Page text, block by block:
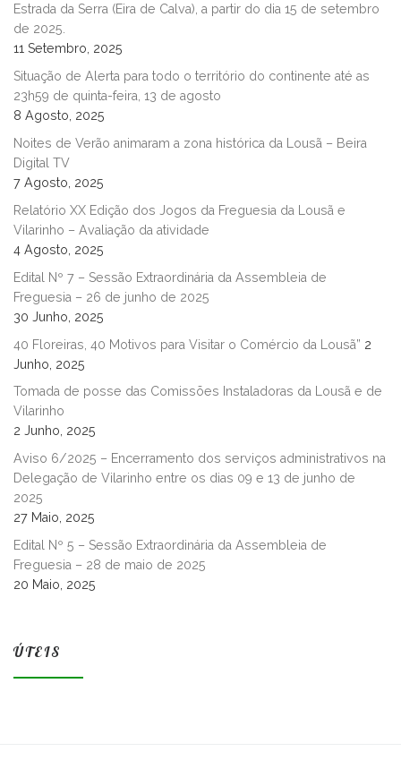
Estrada da Serra (Eira de Calva), a partir do dia 15 de setembro
de 2025.
11 Setembro, 2025
Situação de Alerta para todo o território do continente até as
23h59 de quinta-feira, 13 de agosto
8 Agosto, 2025
Noites de Verão animaram a zona histórica da Lousã – Beira
Digital TV
7 Agosto, 2025
Relatório XX Edição dos Jogos da Freguesia da Lousã e
Vilarinho – Avaliação da atividade
4 Agosto, 2025
Edital Nº 7 – Sessão Extraordinária da Assembleia de
Freguesia – 26 de junho de 2025
30 Junho, 2025
40 Floreiras, 40 Motivos para Visitar o Comércio da Lousã” 2
Junho, 2025
Tomada de posse das Comissões Instaladoras da Lousã e de
Vilarinho
2 Junho, 2025
Aviso 6/2025 – Encerramento dos serviços administrativos na
Delegação de Vilarinho entre os dias 09 e 13 de junho de
2025
27 Maio, 2025
Edital Nº 5 – Sessão Extraordinária da Assembleia de
Freguesia – 28 de maio de 2025
20 Maio, 2025
ÚTEIS